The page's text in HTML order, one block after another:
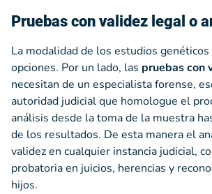
Pruebas con validez legal o
La modalidad de los estudios
opciones. Por un lado, las pruebas con
necesitan de un especialista forense,
autoridad judicial que homologue el
análisis desde la toma de la muestra
de los resultados. De esta manera el
validez en cualquier instancia judicial,
probatoria en juicios, herencias y
hijos.